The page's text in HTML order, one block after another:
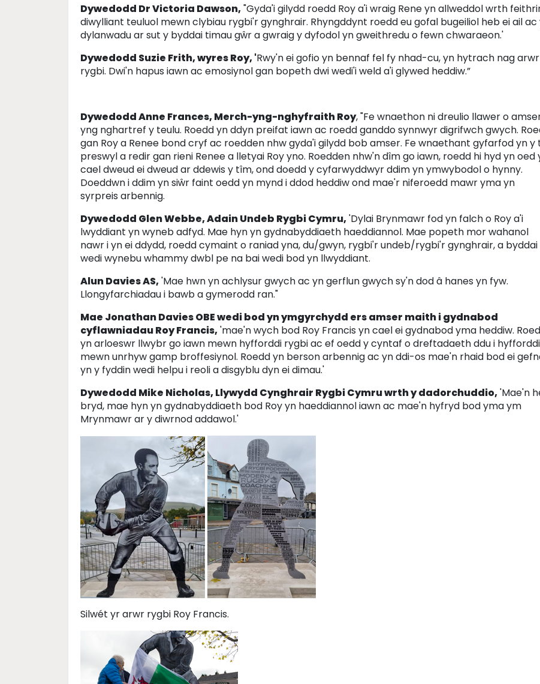
Dywedodd Dr Victoria Dawson, "Gyda'i gilydd roedd Roy a'i wraig Rene yn allweddol wrth
diwylliant teuluol mewn clybiau rygbi'r gynghrair. Rhyngddynt roedd eu gofal bugeiliol heb ei ail ac
dylanwadu ar sut y byddai timau gŵr a gwraig y dyfodol yn gweithredu o fewn chwaraeon.'
Dywedodd Suzie Frith, wyres Roy, 'Rwy'n ei gofio yn bennaf fel fy nhad-cu, yn hytrach nag arwr
rygbi. Dwi'n hapus iawn ac emosiynol gan bopeth dwi wedi'i weld a'i glywed heddiw.”
Dywedodd Anne Frances, Merch-yng-nghyfraith Roy, "Fe wnaethon ni dreulio llawer o
yng nghartref y teulu. Roedd yn ddyn preifat iawn ac roedd ganddo synnwyr digrifwch gwych.
gan Roy a Renee bond cryf ac roedden nhw gyda'i gilydd bob amser. Fe wnaethant gyfarfod yn y
preswyl a redir gan rieni Renee a lletyai Roy yno. Roedden nhw'n dîm go iawn, roedd hi hyd yn oed
cael dweud ei dweud ar ddewis y tîm, ond doedd y cyfarwyddwyr ddim yn ymwybodol o hynny.
Doeddwn i ddim yn siŵr faint oedd yn mynd i ddod heddiw ond mae'r niferoedd mawr yma yn
syrpreis arbennig.
Dywedodd Glen Webbe, Adain Undeb Rygbi Cymru, 'Dylai Brynmawr fod yn falch o Roy a'i
lwyddiant yn wyneb adfyd. Mae hyn yn gydnabyddiaeth haeddiannol. Mae popeth mor wahanol
nawr i yn ei ddydd, roedd cymaint o raniad yna, du/gwyn, rygbi'r undeb/rygbi'r gynghrair, a byddai
wedi wynebu whammy dwbl pe na bai wedi bod yn llwyddiant.
Alun Davies AS, 'Mae hwn yn achlysur gwych ac yn gerflun gwych sy'n dod â hanes yn fyw.
Llongyfarchiadau i bawb a gymerodd ran."
Mae Jonathan Davies OBE wedi bod yn ymgyrchydd ers amser maith i gydnabod
cyflawniadau Roy Francis, 'mae'n wych bod Roy Francis yn cael ei gydnabod yma heddiw.
yn arloeswr llwybr go iawn mewn hyfforddi rygbi ac ef oedd y cyntaf o dreftadaeth ddu i hyfforddi
mewn unrhyw gamp broffesiynol. Roedd yn berson arbennig ac yn ddi-os mae'n rhaid bod ei
yn y fyddin wedi helpu i reoli a disgyblu dyn ei dimau.'
Dywedodd Mike Nicholas, Llywydd Cynghrair Rygbi Cymru wrth y dadorchuddio, 'Mae'n
bryd, mae hyn yn gydnabyddiaeth bod Roy yn haeddiannol iawn ac mae'n hyfryd bod yma ym
Mrynmawr ar y diwrnod addawol.'
Silwét yr arwr rygbi Roy Francis.